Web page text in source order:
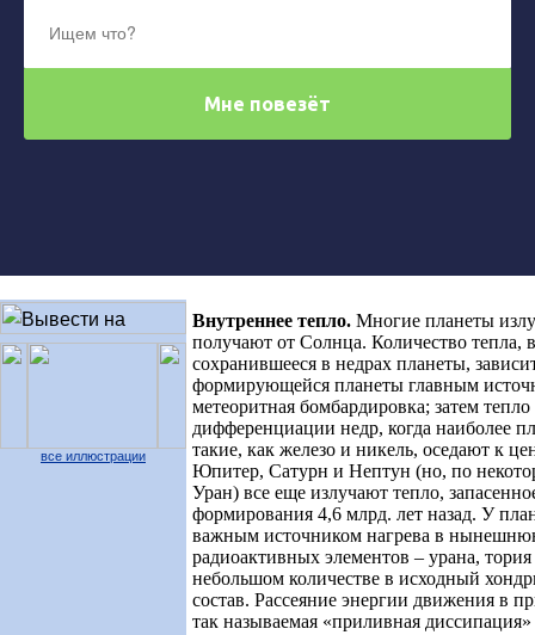
все иллюстрации
Внутреннее тепло. Многие планеты
получают от Солнца. Количество тепла,
сохранившееся в недрах планеты,
формирующейся планеты главным
метеоритная бомбардировка; затем тепло
дифференциации недр, когда наиболее
такие, как железо и никель, оседают к
Юпитер, Сатурн и Нептун (но, по
Уран) все еще излучают тепло,
формирования 4,6 млрд. лет назад. У
важным источником нагрева в
радиоактивных элементов – урана,
небольшом количестве в исходный
состав. Рассеяние энергии движения в
так называемая «приливная